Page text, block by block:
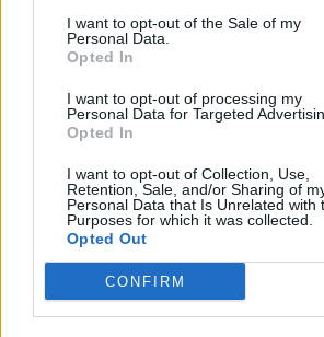
I want to opt-out of the Sale of my
Personal Data.
Opted In
I want to opt-out of processing my
Personal Data for Targeted
Opted In
I want to opt-out of Collection, Use,
Retention, Sale, and/or Sharing of
Personal Data that Is Unrelated with
Purposes for which it was collected.
Opted Out
CONFIRM
Dispositivos Via Verde
Livros
Lotaria
Pagamento por multibanco
Portabilidade UZO
Serviço de Fotocópias
Telefones Públicos
Telegramas
Telemóveis UZO e Telefones
Validação de Documentos